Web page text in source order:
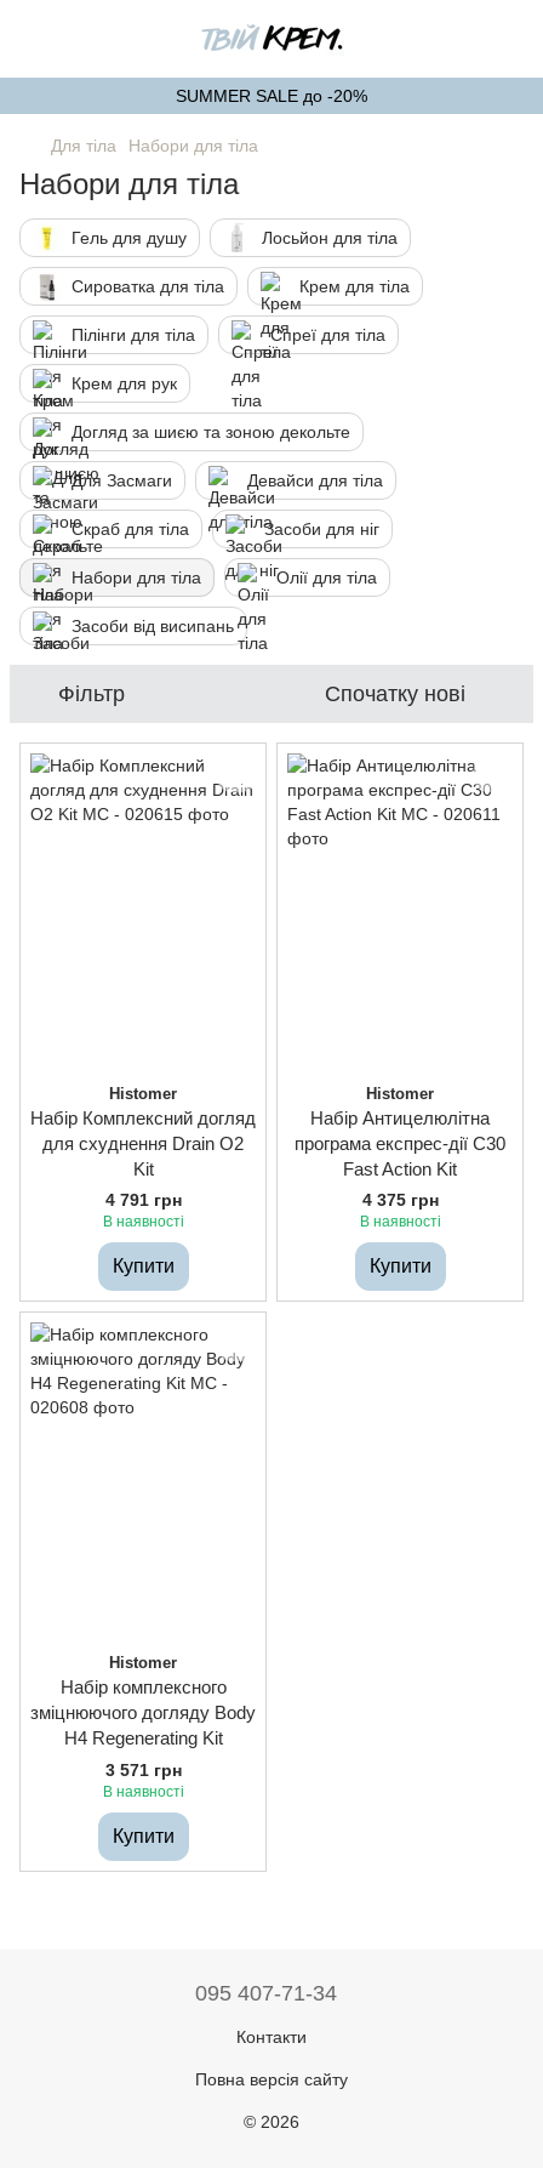
SUMMER SALE до -20%
Для тіла Набори для тіла
Набори для тіла
Гель для душу Лосьйон для тіла
Сироватка для тіла Крем для тіла
Пілінги для тіла Спреї для тіла
Крем для рук
Догляд за шиєю та зоною декольте
Для Засмаги Девайси для тіла
Скраб для тіла Засоби для ніг
Набори для тіла Олії для тіла
Засоби від висипань
Фільтр Спочатку нові
Histomer
Набір Комплексний догляд
для схуднення Drain O2
Kit
4 791 грн
В наявності
Купити
Histomer
Набір Антицелюлітна
програма експрес-дії C30
Fast Action Kit
4 375 грн
В наявності
Купити
Histomer
Набір комплексного
зміцнюючого догляду Body
H4 Regenerating Kit
3 571 грн
В наявності
Купити
095 407-71-34
Контакти
Повна версія сайту
© 2026